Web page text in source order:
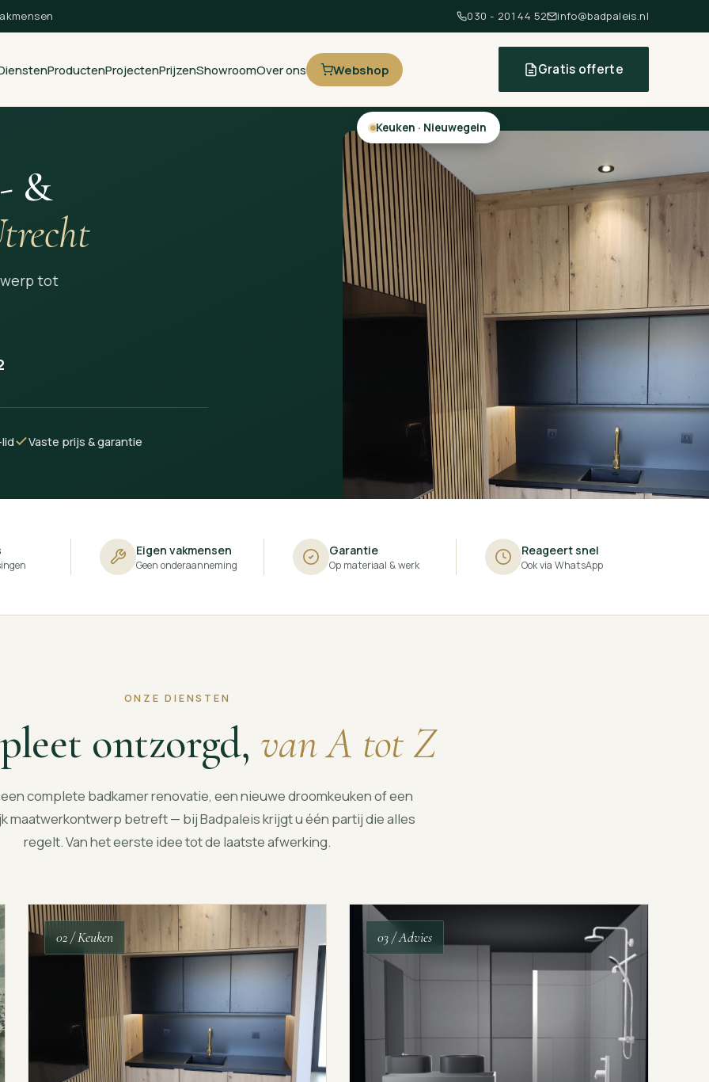
030 - 201 44 52 info@badpaleis.nl
ProductenProjectenPrijzenShowroomOver ons Webshop Gratis offerte
&
tot
lid Vaste prijs & garantie
Keuken · Nieuwegein
Eigen vakmensen
Geen onderaanneming
Garantie
Op materiaal & werk
Reageert snel
Ook via WhatsApp
ONZE DIENSTEN
ontzorgd, van A tot Z
complete badkamer renovatie, een nieuwe droomkeuken of een
maatwerkontwerp betreft — bij Badpaleis krijgt u één partij die alles
regelt. Van het eerste idee tot de laatste afwerking.
02 / Keuken 03 / Advies